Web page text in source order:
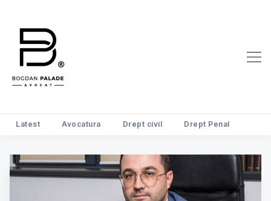
Search Avocat Bogdan Palade
Latest Avocatura Drept civil Drept Penal